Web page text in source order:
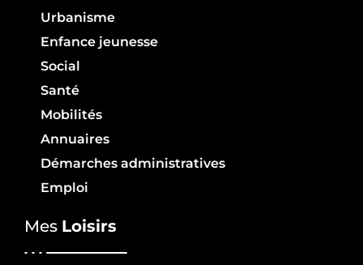
Urbanisme
Enfance jeunesse
Social
Santé
Mobilités
Annuaires
Démarches administratives
Emploi
Mes Loisirs